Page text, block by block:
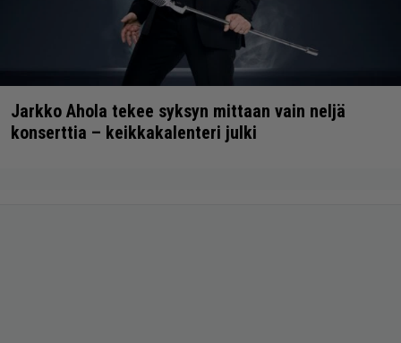
Jarkko Ahola tekee syksyn mittaan vain neljä
konserttia – keikkakalenteri julki